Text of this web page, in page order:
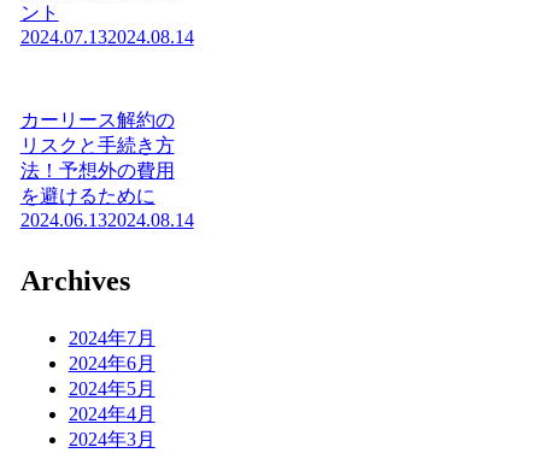
ント
2024.07.132024.08.14
カーリース解約の
リスクと手続き方
法！予想外の費用
を避けるために
2024.06.132024.08.14
Archives
2024年7月
2024年6月
2024年5月
2024年4月
2024年3月